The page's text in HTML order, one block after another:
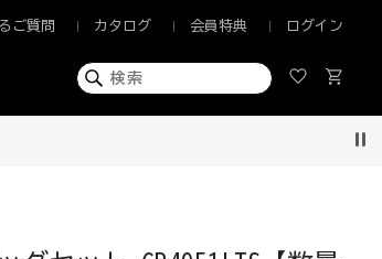
ご質問 カタログ 会員特典 ログイン